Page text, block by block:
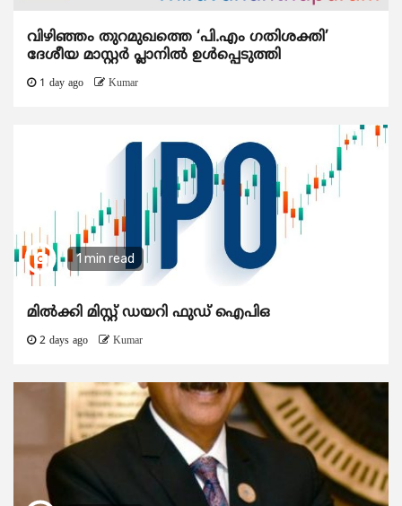
വിഴിഞ്ഞം തുറമുഖത്തെ ‘പി.എം ഗതിശക്തി’
ദേശീയ മാസ്റ്റർ പ്ലാനിൽ ഉൾപ്പെടുത്തി
1 day ago Kumar
1 min read
മിൽക്കി മിസ്റ്റ് ഡയറി ഫുഡ് ഐപിഒ
2 days ago Kumar